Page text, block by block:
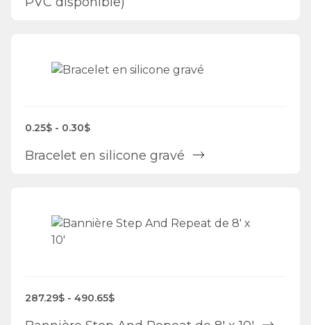
0.25$ - 0.30$
Bracelet en silicone gravé
287.29$ - 490.65$